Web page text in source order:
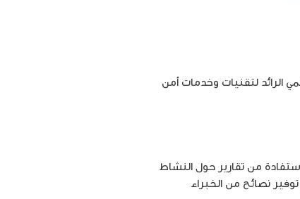
الرائد لتقنيات وخدمات أمن
من تقارير حول النشاط
نصائح من الخبراء